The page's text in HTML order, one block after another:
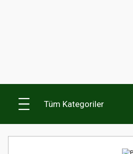
Tüm Kategoriler